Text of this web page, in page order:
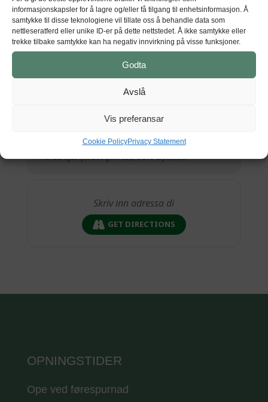
informasjonskapsler for å lagre og/eller få tilgang til enhetsinformasjon. Å
samtykke til disse teknologiene vil tillate oss å behandle data som
nettleseratferd eller unike ID-er på dette nettstedet. Å ikke samtykke eller
trekke tilbake samtykke kan ha negativ innvirkning på visse funksjoner.
Godta
Avslå
Vis preferansar
Cookie PolicyPrivacy Statement
Tid
Oktober 1 (Laurdag) 00:00 - Desember 4 (Sundag)
Kunsthuset Kabuso
Hardangerfjordvegen 626, 5610 Øystese
GET DIRECTIONS
OPNINGSTIDER
Ope ved førespurnad